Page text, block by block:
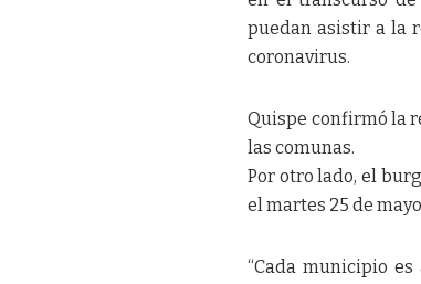
puedan asistir a la
coronavirus.
Quispe confirmó la
las comunas.
Por otro lado, el
el martes 25 de
“Cada municipio